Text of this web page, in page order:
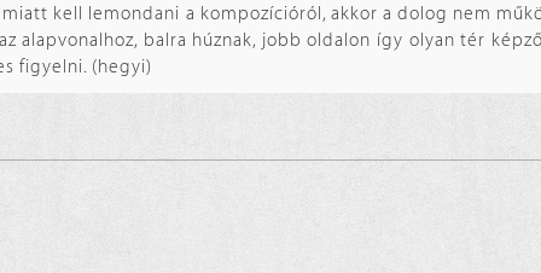
kell lemondani a kompozícióról, akkor a dolog nem
alapvonalhoz, balra húznak, jobb oldalon így olyan tér
figyelni. (hegyi)